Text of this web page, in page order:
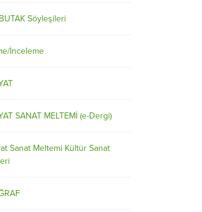
Söyleşileri
İnceleme
SANAT MELTEMİ (e-Dergi)
Sanat Meltemi Kültür Sanat